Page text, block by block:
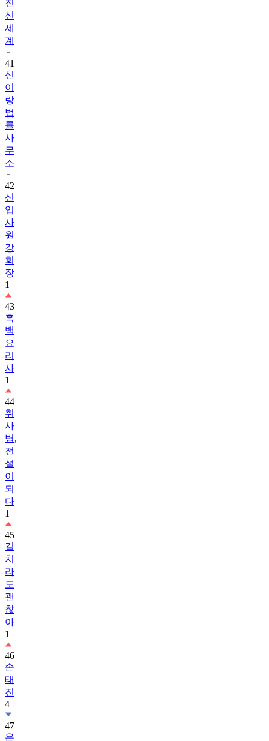
진
신
세
계
41
신
이
랑
법
률
사
무
소
42
신
입
사
원
강
회
장
1
43
흑
백
요
리
사
1
44
취
사
병,
전
설
이
되
다
1
45
길
치
라
도
괜
찮
아
1
46
손
태
진
4
47
은